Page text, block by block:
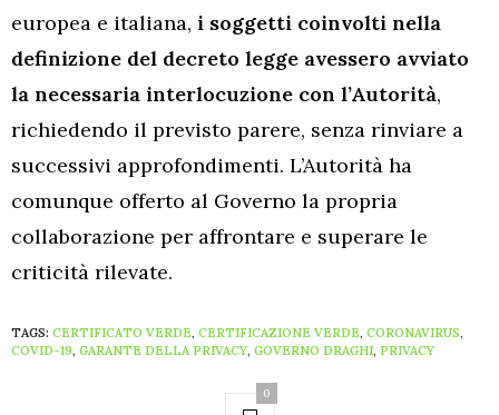
europea e italiana, i soggetti coinvolti nella
definizione del decreto legge avessero avviato
la necessaria interlocuzione con l’Autorità,
richiedendo il previsto parere, senza rinviare a
successivi approfondimenti. L’Autorità ha
comunque offerto al Governo la propria
collaborazione per affrontare e superare le
criticità rilevate.
TAGS: CERTIFICATO VERDE, CERTIFICAZIONE VERDE, CORONAVIRUS,
COVID-19, GARANTE DELLA PRIVACY, GOVERNO DRAGHI, PRIVACY
0